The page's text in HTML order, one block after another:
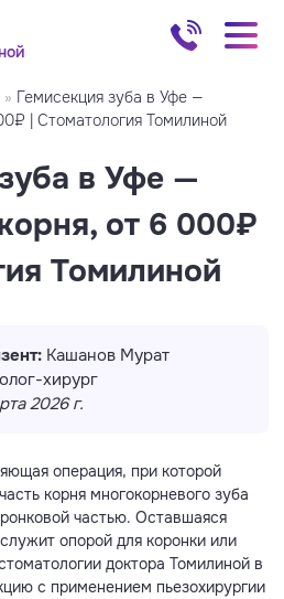
» Гемисекция зуба в Уфе —
| Стоматология Томилиной
в Уфе —
от 6 000₽
Томилиной
Кашанов Мурат
хирург
2026 г.
операция, при которой
корня многокорневого зуба
частью. Оставшаяся
опорой для коронки или
доктора Томилиной в
с применением пьезохирургии